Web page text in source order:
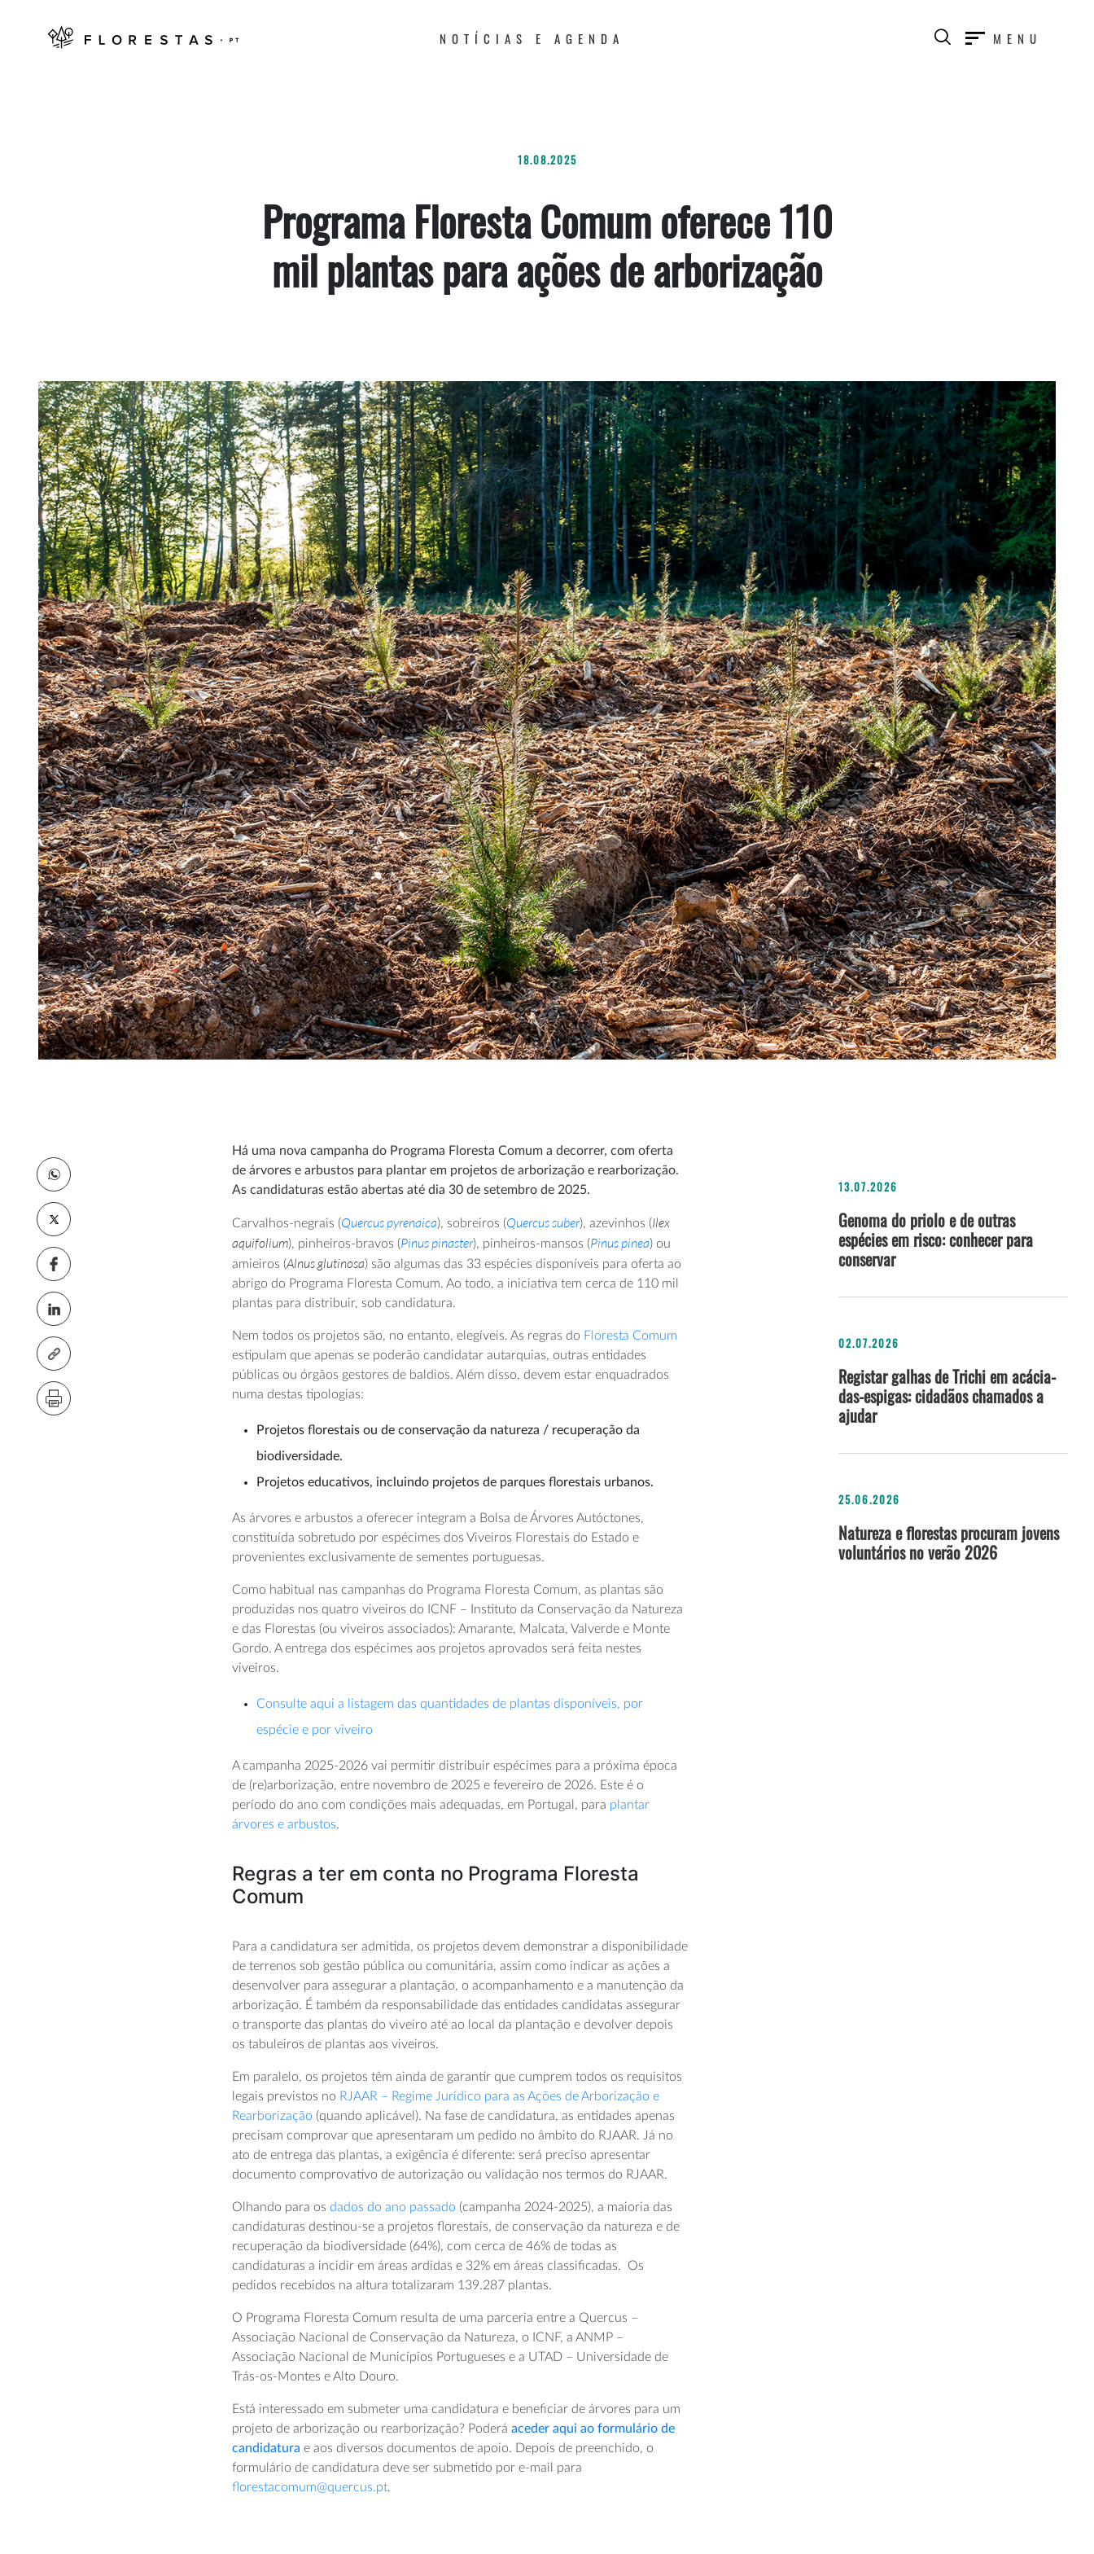
NOTÍCIAS E AGENDA MENU
18.08.2025
Programa Floresta Comum oferece 110
mil plantas para ações de arborização
Há uma nova campanha do Programa Floresta Comum a decorrer, com oferta
de árvores e arbustos para plantar em projetos de arborização e rearborização.
As candidaturas estão abertas até dia 30 de setembro de 2025.
Carvalhos-negrais (Quercus pyrenaica), sobreiros (Quercus suber), azevinhos (Ilex
aquifolium), pinheiros-bravos (Pinus pinaster), pinheiros-mansos (Pinus pinea) ou
amieiros (Alnus glutinosa) são algumas das 33 espécies disponíveis para oferta ao
abrigo do Programa Floresta Comum. Ao todo, a iniciativa tem cerca de 110 mil
plantas para distribuir, sob candidatura.
Nem todos os projetos são, no entanto, elegíveis. As regras do Floresta Comum
estipulam que apenas se poderão candidatar autarquias, outras entidades
públicas ou órgãos gestores de baldios. Além disso, devem estar enquadrados
numa destas tipologias:
Projetos florestais ou de conservação da natureza / recuperação da
biodiversidade.
Projetos educativos, incluindo projetos de parques florestais urbanos.
As árvores e arbustos a oferecer integram a Bolsa de Árvores Autóctones,
constituída sobretudo por espécimes dos Viveiros Florestais do Estado e
provenientes exclusivamente de sementes portuguesas.
Como habitual nas campanhas do Programa Floresta Comum, as plantas são
produzidas nos quatro viveiros do ICNF – Instituto da Conservação da Natureza
e das Florestas (ou viveiros associados): Amarante, Malcata, Valverde e Monte
Gordo. A entrega dos espécimes aos projetos aprovados será feita nestes
viveiros.
Consulte aqui a listagem das quantidades de plantas disponíveis, por
espécie e por viveiro
A campanha 2025-2026 vai permitir distribuir espécimes para a próxima época
de (re)arborização, entre novembro de 2025 e fevereiro de 2026. Este é o
período do ano com condições mais adequadas, em Portugal, para plantar
árvores e arbustos.
Regras a ter em conta no Programa Floresta
Comum
Para a candidatura ser admitida, os projetos devem demonstrar a disponibilidade
de terrenos sob gestão pública ou comunitária, assim como indicar as ações a
desenvolver para assegurar a plantação, o acompanhamento e a manutenção da
arborização. É também da responsabilidade das entidades candidatas assegurar
o transporte das plantas do viveiro até ao local da plantação e devolver depois
os tabuleiros de plantas aos viveiros.
Em paralelo, os projetos têm ainda de garantir que cumprem todos os requisitos
legais previstos no RJAAR – Regime Jurídico para as Ações de Arborização e
Rearborização (quando aplicável). Na fase de candidatura, as entidades apenas
precisam comprovar que apresentaram um pedido no âmbito do RJAAR. Já no
ato de entrega das plantas, a exigência é diferente: será preciso apresentar
documento comprovativo de autorização ou validação nos termos do RJAAR.
Olhando para osdados do ano passado (campanha 2024-2025), a maioria das
candidaturas destinou-se a projetos florestais, de conservação da natureza e de
recuperação da biodiversidade (64%), com cerca de 46% de todas as
candidaturas a incidir em áreas ardidas e 32% em áreas classificadas. Os
pedidos recebidos na altura totalizaram 139.287 plantas.
O Programa Floresta Comum resulta de uma parceria entre a Quercus –
Associação Nacional de Conservação da Natureza, o ICNF, a ANMP –
Associação Nacional de Municípios Portugueses e a UTAD – Universidade de
Trás-os-Montes e Alto Douro.
Está interessado em submeter uma candidatura e beneficiar de árvores para um
projeto de arborização ou rearborização? Poderáaceder aqui ao formulário de
candidatura e aos diversos documentos de apoio. Depois de preenchido, o
formulário de candidatura deve ser submetido por e-mail para
florestacomum@quercus.pt.
13.07.2026
Genoma do priolo e de outras
espécies em risco: conhecer para
conservar
02.07.2026
Registar galhas de Trichi em acácia-
das-espigas: cidadãos chamados a
ajudar
25.06.2026
Natureza e florestas procuram jovens
voluntários no verão 2026